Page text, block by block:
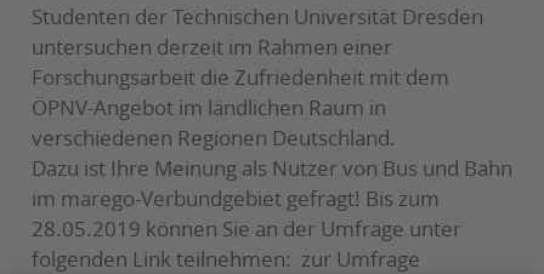
Studenten der Technischen Universität Dresden
untersuchen derzeit im Rahmen einer
Forschungsarbeit die Zufriedenheit mit dem
ÖPNV-Angebot im ländlichen Raum in
verschiedenen Regionen Deutschland.
Dazu ist Ihre Meinung als Nutzer von Bus und Bahn
im marego-Verbundgebiet gefragt! Bis zum
28.05.2019 können Sie an der Umfrage unter
folgenden Link teilnehmen: zur Umfrage